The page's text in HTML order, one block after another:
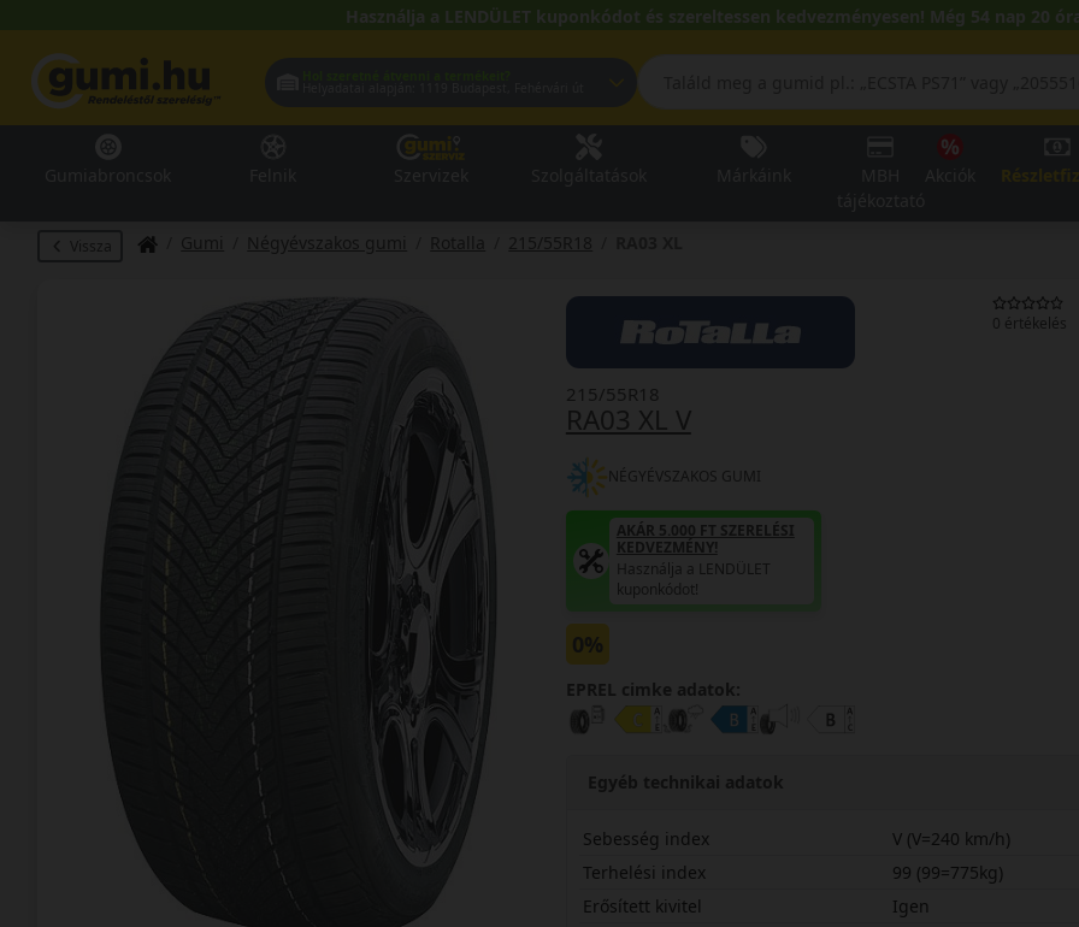
Használja a LENDÜLET kuponkódot és szereltessen kedvezményesen! Még 54 nap 20
Vissza Gumi Négyévszakos gumi Rotalla 215/55R18
0 értékelés
RA03 XL V
215/55R18
NÉGYÉVSZAKOS GUMI
AKÁR 5.000 FT SZERELÉSI
KEDVEZMÉNY!
Használja a LENDÜLET
kuponkódot!
0%
EPREL cimke adatok:
Egyéb technikai adatok
Sebesség index
V (V=240 km/h)
Terhelési index
99 (99=775kg)
Erősített kivitel
Igen